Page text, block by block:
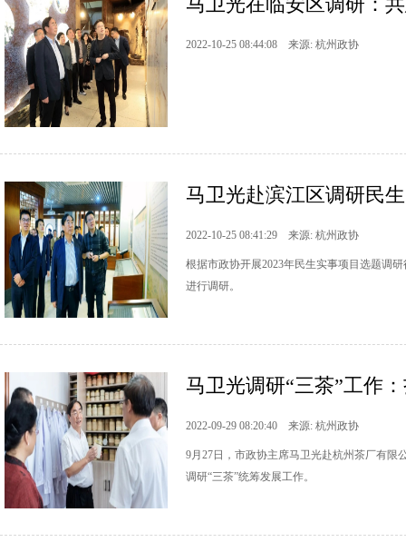
2022-10-25 08:44:08 来源: 杭州政协
马卫光赴滨江区调研民
2022-10-25 08:41:29 来源: 杭州政协
根据市政协开展2023年民生实事项目选题调
进行调研。
马卫光调研“三茶”工作
2022-09-29 08:20:40 来源: 杭州政协
9月27日，市政协主席马卫光赴杭州茶厂有限
调研“三茶”统筹发展工作。